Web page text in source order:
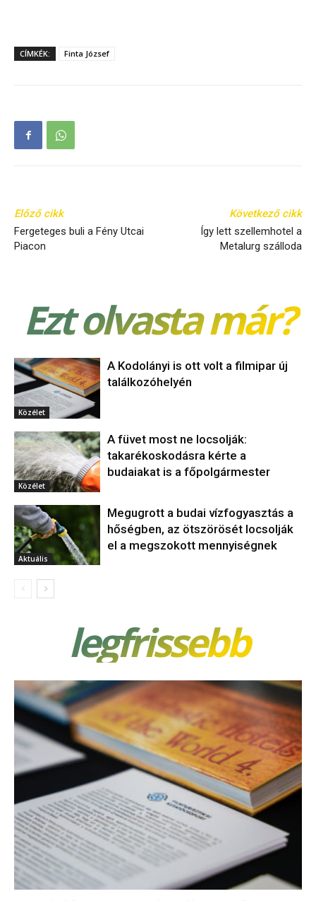
CÍMKÉK: Finta József
Előző cikk
Fergeteges buli a Fény Utcai
Piacon
Következő cikk
Így lett szellemhotel a
Metalurg szálloda
Ezt olvasta már?
Közélet
A Kodolányi is ott volt a filmipar új
találkozóhelyén
Közélet
A füvet most ne locsolják:
takarékoskodásra kérte a
budaiakat is a főpolgármester
Aktuális
Megugrott a budai vízfogyasztás a
hőségben, az ötszörösét locsolják
el a megszokott mennyiségnek
legfrissebb